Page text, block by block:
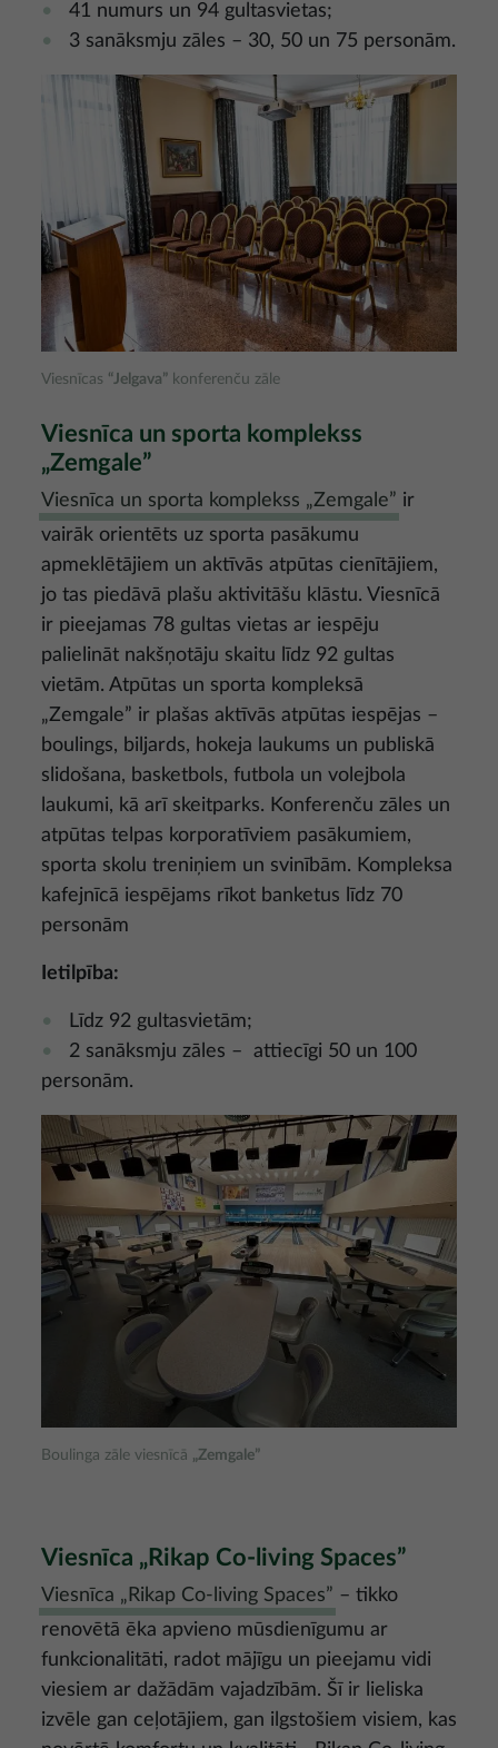
41 numurs un 94 gultasvietas;
3 sanāksmju zāles – 30, 50 un 75 personām.
Viesnīcas “Jelgava” konferenču zāle
Viesnīca un sporta komplekss
„Zemgale”
Viesnīca un sporta komplekss „Zemgale” ir
vairāk orientēts uz sporta pasākumu
apmeklētājiem un aktīvās atpūtas cienītājiem,
jo tas piedāvā plašu aktivitāšu klāstu. Viesnīcā
ir pieejamas 78 gultas vietas ar iespēju
palielināt nakšņotāju skaitu līdz 92 gultas
vietām. Atpūtas un sporta kompleksā
„Zemgale” ir plašas aktīvās atpūtas iespējas –
boulings, biljards, hokeja laukums un publiskā
slidošana, basketbols, futbola un volejbola
laukumi, kā arī skeitparks. Konferenču zāles un
atpūtas telpas korporatīviem pasākumiem,
sporta skolu treniņiem un svinībām. Kompleksa
kafejnīcā iespējams rīkot banketus līdz 70
personām
Ietilpība:
Līdz 92 gultasvietām;
2 sanāksmju zāles – attiecīgi 50 un 100
personām.
Attēls
Boulinga zāle viesnīcā „Zemgale”
Viesnīca „Rikap Co-living Spaces”
Viesnīca „Rikap Co-living Spaces” – tikko
renovētā ēka apvieno mūsdienīgumu ar
funkcionalitāti, radot mājīgu un pieejamu vidi
viesiem ar dažādām vajadzībām. Šī ir lieliska
izvēle gan ceļotājiem, gan ilgstošiem visiem, kas